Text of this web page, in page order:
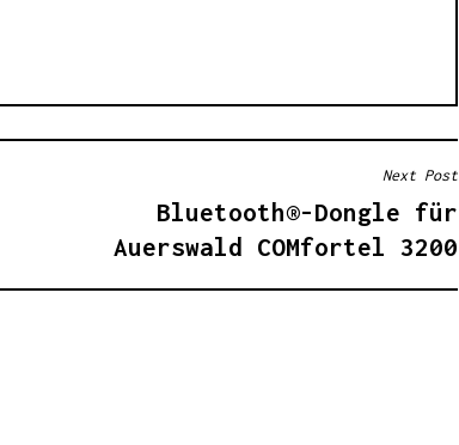
Next Post
Bluetooth®-Dongle für
Auerswald COMfortel 3200